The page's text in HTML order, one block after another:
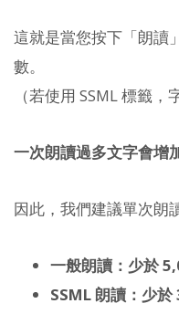
這就是當您按下「朗讀
數。
（若使用 SSML 標籤，
一次朗讀過多文字會增
因此，我們建議單次朗
一般朗讀：少於
SSML 朗讀：少於